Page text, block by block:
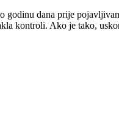
godinu dana prije
kontroli. Ako je tako,